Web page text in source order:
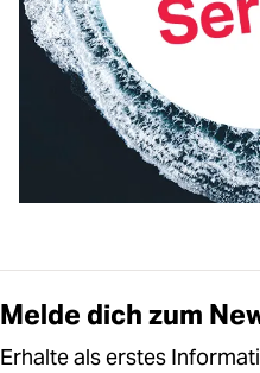
Melde dich zum
Erhalte als erstes